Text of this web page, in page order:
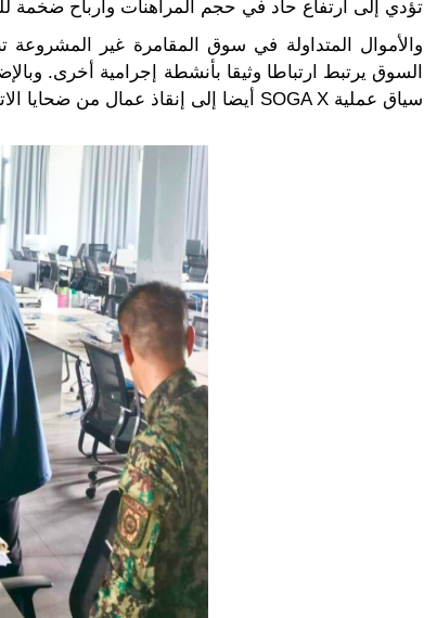
تؤدي إلى ارتفاع حاد في حجم المراهنات وأرباح ضخمة
السوق يرتبط ارتباطا وثيقا بأنشطة إجرامية أخرى.
سياق عملية SOGA X أيضا إلى إنقاذ عمال من ضحايا الاتجار وكشف عصابات لغسل الأموال.